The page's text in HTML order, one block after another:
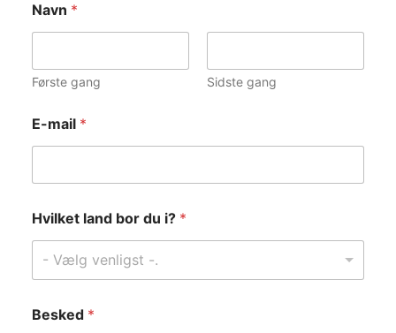
Navn *
Første gang Sidste gang
v
i
k
t
H
v
l
e
E-mail *
Hvilket land bor du i? *
- Vælg venligst -.
Besked *